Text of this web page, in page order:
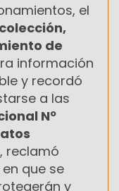
el
de
información
y recordó
a las
Nº
reclamó
que se
y